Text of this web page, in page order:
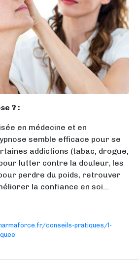
? :
en médecine et en
semble efficace pour se
addictions (tabac, drogue,
lutter contre la douleur, les
perdre du poids, retrouver
la confiance en soi...
conseils-pratiques/l-